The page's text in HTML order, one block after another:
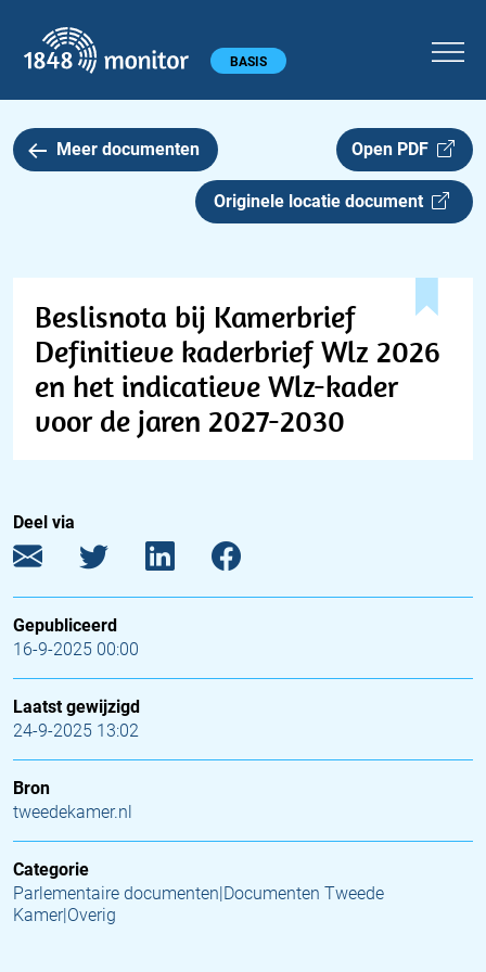
Hoofdmenu BASIS
Meer documenten Open PDF
Originele locatie document
Beslisnota bij Kamerbrief
Definitieve kaderbrief Wlz 2026
en het indicatieve Wlz-kader
voor de jaren 2027-2030
Deel via
Gepubliceerd
16-9-2025 00:00
Laatst gewijzigd
24-9-2025 13:02
Bron
tweedekamer.nl
Categorie
Parlementaire documenten|Documenten Tweede
Kamer|Overig